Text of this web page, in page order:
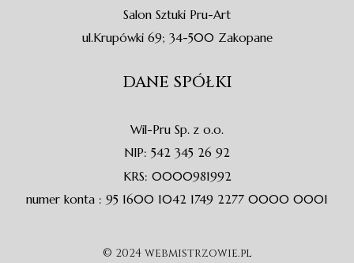
Salon Sztuki Pru-Art
ul.Krupówki 69; 34-500 Zakopane
DANE SPÓŁKI
Wil-Pru Sp. z o.o.
NIP: 542 345 26 92
KRS: 0000981992
numer konta : 95 1600 1042 1749 2277 0000 0001
© 2024 webmistrzowie.pl